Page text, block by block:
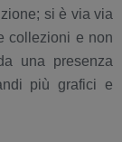
si è via via
collezioni e non
una presenza
più grafici e